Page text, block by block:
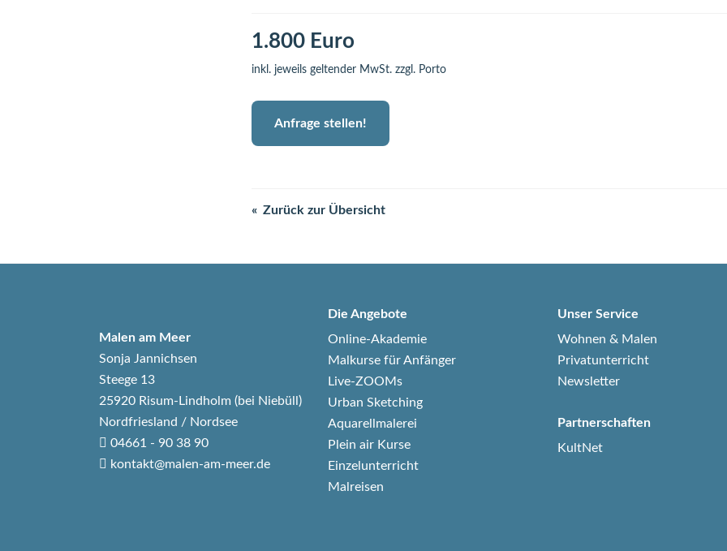
1.800 Euro
inkl. jeweils geltender MwSt. zzgl. Porto
Anfrage stellen!
Zurück zur Übersicht
Malen am Meer
Sonja Jannichsen
Steege 13
25920 Risum-Lindholm (bei Niebüll)
Nordfriesland / Nordsee
04661 - 90 38 90
kontakt@malen-am-meer.de
Die Angebote
Online-Akademie
Malkurse für Anfänger
Live-ZOOMs
Urban Sketching
Aquarellmalerei
Plein air Kurse
Einzelunterricht
Malreisen
Unser Service
Wohnen & Malen
Privatunterricht
Newsletter
Partnerschaften
KultNet